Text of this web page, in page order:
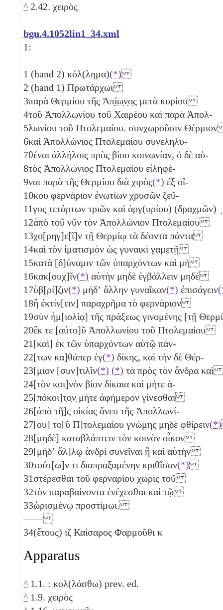
^ 2.42. χειρὸς
bgu.4.1052lin1_34.xml
1:
1 (hand 2) κόλ(λημα)(*)
2 (hand 1) Πρωτάρχωι
3παρὰ Θερμίου τῆς Ἀπ̣ί̣ω̣ν̣ο̣ς μετὰ κυρίου
4τοῦ Ἀπολλωνίου τοῦ Χαιρέου καὶ παρὰ Ἀπολ-
5λωνίου τοῦ Πτολεμαίου. συνχωροῦσιν
6καὶ Ἀπολλώνιος Πτολεμαίου συνεληλυ-
7θέναι ἀλλήλοις πρὸς βίου κοινωνίαν, ὁ δὲ αὐ-
8τὸς Ἀπολλώνιος Πτολεμαίου εἰληφέ-
9ναι παρὰ τῆς Θερμίου διὰ χιρὸς(*) ἐξ οἴ-
10κου φερνάριον ἐνωτίων χρυσῶν ζεῦ-
11γος τετάρτων τριῶν καὶ ἀργ(υρίου)
12ἀπὸ τοῦ νῦν τὸν Ἀπολλώνιον Πτολεμαίου
13χο[ρηγ]ε[ῖ]ν τῇ Θερμίῳ τὰ δέοντα πάντα
14καὶ τὸν ἱματισμὸν ὡς γυναικὶ γαμετῇ
15κατὰ [δ]ύναμιν τῶν ὑπαρχόντων καὶ μὴ
16κακ[ουχ]ῖν(*) αὐτὴν μηδὲ ἐγβάλλειν μηδὲ
17ὑβ[ρί]ζιν(*) μήδʼ ἄλλην γυναῖκαν(*) ἐπισάγειν
18ἢ ἐκτίν[ειν] παραχρῆμα τὸ φερνάριον
19σὺν ἡμ[ιολίᾳ] τῆς πράξεως γινομένης [τῇ
20ἔκ τε [αὐτο]ῦ Ἀπολλωνίου τοῦ Πτολεμαίου
21[καὶ] ἐκ τῶν ὑπαρχόντων αὐτῷ πάν-
22[των κα]θάπερ ἐγ(*) δίκης, καὶ τὴν δὲ Θέρ-
23[μιον [συν]τιλῖν(*) (*) τὰ πρὸς τὸν ἄνδρα καὶ
24[τὸν κοι]νὸν βίον δίκαια καὶ μήτε ἀ-
25[πόκοι]τ̣ο̣ν̣ μήτε ἀφήμερον γίνεσθαι
26[ἀπὸ τῆ]ς οἰκίας ἄνευ τῆς Ἀπολλωνί-
27[ου] το[ῦ Π]τολεμαίου γνώμης μηδὲ φθίρειν(*)
28[μηδὲ] καταβλάπτειν τὸν κοινὸν οἶκον
29[μήδʼ ἄλ]λῳ ἀνδρὶ συνεῖναι ἢ καὶ αὐτὴν
30τούτ[ω]ν τι διαπραξαμένην κριθῖσαν(*)
31στέρεσθαι τοῦ φερναρίου χωρὶς τοῦ
32τὸν παραβαίνοντα ἐνέχεσθαι καὶ τῷ
33ὡρισμένῳ προστίμωι.
——
34(ἔτους) ιζ Καίσαρος Φαρμοῦθι κ
Apparatus
^ 1.1. : κολ(λάσθω) prev. ed.
^ 1.9. χειρὸς